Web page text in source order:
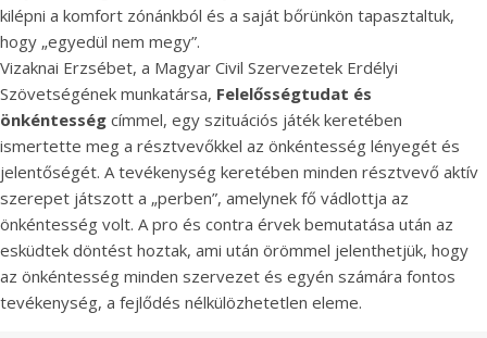
kilépni a komfort zónánkból és a saját bőrünkön tapasztaltuk,
hogy „egyedül nem megy”.
Vizaknai Erzsébet, a Magyar Civil Szervezetek Erdélyi
Szövetségének munkatársa, Felelősségtudat és
önkéntesség címmel, egy szituációs játék keretében
ismertette meg a résztvevőkkel az önkéntesség lényegét és
jelentőségét. A tevékenység keretében minden résztvevő aktív
szerepet játszott a „perben”, amelynek fő vádlottja az
önkéntesség volt. A pro és contra érvek bemutatása után az
esküdtek döntést hoztak, ami után örömmel jelenthetjük, hogy
az önkéntesség minden szervezet és egyén számára fontos
tevékenység, a fejlődés nélkülözhetetlen eleme.